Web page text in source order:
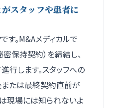
スタッフや患者に
す。M&Aメディカルで
保持契約）を締結し、
行します。スタッフへの
または最終契約直前が
現場には知られないよ